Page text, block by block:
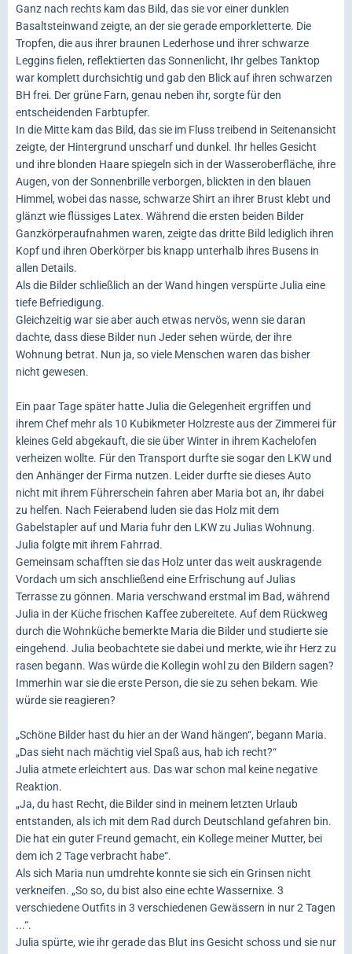
Ganz nach rechts kam das Bild, das sie vor einer dunklen
Basaltsteinwand zeigte, an der sie gerade emporkletterte. Die
Tropfen, die aus ihrer braunen Lederhose und ihrer schwarze
Leggins fielen, reflektierten das Sonnenlicht, Ihr gelbes Tanktop
war komplett durchsichtig und gab den Blick auf ihren schwarzen
BH frei. Der grüne Farn, genau neben ihr, sorgte für den
entscheidenden Farbtupfer.
In die Mitte kam das Bild, das sie im Fluss treibend in Seitenansicht
zeigte, der Hintergrund unscharf und dunkel. Ihr helles Gesicht
und ihre blonden Haare spiegeln sich in der Wasseroberfläche, ihre
Augen, von der Sonnenbrille verborgen, blickten in den blauen
Himmel, wobei das nasse, schwarze Shirt an ihrer Brust klebt und
glänzt wie flüssiges Latex. Während die ersten beiden Bilder
Ganzkörperaufnahmen waren, zeigte das dritte Bild lediglich ihren
Kopf und ihren Oberkörper bis knapp unterhalb ihres Busens in
allen Details.
Als die Bilder schließlich an der Wand hingen verspürte Julia eine
tiefe Befriedigung.
Gleichzeitig war sie aber auch etwas nervös, wenn sie daran
dachte, dass diese Bilder nun Jeder sehen würde, der ihre
Wohnung betrat. Nun ja, so viele Menschen waren das bisher
nicht gewesen.
Ein paar Tage später hatte Julia die Gelegenheit ergriffen und
ihrem Chef mehr als 10 Kubikmeter Holzreste aus der Zimmerei für
kleines Geld abgekauft, die sie über Winter in ihrem Kachelofen
verheizen wollte. Für den Transport durfte sie sogar den LKW und
den Anhänger der Firma nutzen. Leider durfte sie dieses Auto
nicht mit ihrem Führerschein fahren aber Maria bot an, ihr dabei
zu helfen. Nach Feierabend luden sie das Holz mit dem
Gabelstapler auf und Maria fuhr den LKW zu Julias Wohnung.
Julia folgte mit ihrem Fahrrad.
Gemeinsam schafften sie das Holz unter das weit auskragende
Vordach um sich anschließend eine Erfrischung auf Julias
Terrasse zu gönnen. Maria verschwand erstmal im Bad, während
Julia in der Küche frischen Kaffee zubereitete. Auf dem Rückweg
durch die Wohnküche bemerkte Maria die Bilder und studierte sie
eingehend. Julia beobachtete sie dabei und merkte, wie ihr Herz zu
rasen begann. Was würde die Kollegin wohl zu den Bildern sagen?
Immerhin war sie die erste Person, die sie zu sehen bekam. Wie
würde sie reagieren?
„Schöne Bilder hast du hier an der Wand hängen“, begann Maria.
„Das sieht nach mächtig viel Spaß aus, hab ich recht?“
Julia atmete erleichtert aus. Das war schon mal keine negative
Reaktion.
„Ja, du hast Recht, die Bilder sind in meinem letzten Urlaub
entstanden, als ich mit dem Rad durch Deutschland gefahren bin.
Die hat ein guter Freund gemacht, ein Kollege meiner Mutter, bei
dem ich 2 Tage verbracht habe“.
Als sich Maria nun umdrehte konnte sie sich ein Grinsen nicht
verkneifen. „So so, du bist also eine echte Wassernixe. 3
verschiedene Outfits in 3 verschiedenen Gewässern in nur 2 Tagen
...“.
Julia spürte, wie ihr gerade das Blut ins Gesicht schoss und sie nur